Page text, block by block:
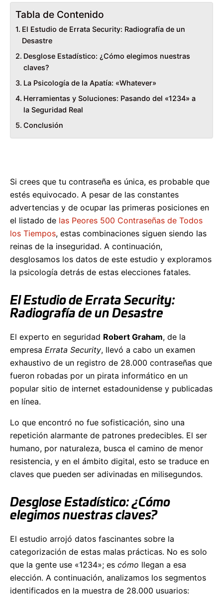
Tabla de Contenido
El Estudio de Errata Security: Radiografía de un
Desastre
Desglose Estadístico: ¿Cómo elegimos nuestras
claves?
La Psicología de la Apatía: «Whatever»
Herramientas y Soluciones: Pasando del «1234» a
la Seguridad Real
Conclusión
Si crees que tu contraseña es única, es probable que
estés equivocado. A pesar de las constantes
advertencias y de ocupar las primeras posiciones en
el listado de las Peores 500 Contraseñas de Todos
los Tiempos, estas combinaciones siguen siendo las
reinas de la inseguridad. A continuación,
desglosamos los datos de este estudio y exploramos
la psicología detrás de estas elecciones fatales.
El Estudio de Errata Security:
Radiografía de un Desastre
El experto en seguridad Robert Graham, de la
empresa Errata Security, llevó a cabo un examen
exhaustivo de un registro de 28.000 contraseñas que
fueron robadas por un pirata informático en un
popular sitio de internet estadounidense y publicadas
en línea.
Lo que encontró no fue sofisticación, sino una
repetición alarmante de patrones predecibles. El ser
humano, por naturaleza, busca el camino de menor
resistencia, y en el ámbito digital, esto se traduce en
claves que pueden ser adivinadas en milisegundos.
Desglose Estadístico: ¿Cómo
elegimos nuestras claves?
El estudio arrojó datos fascinantes sobre la
categorización de estas malas prácticas. No es solo
que la gente use «1234»; es cómo llegan a esa
elección. A continuación, analizamos los segmentos
identificados en la muestra de 28.000 usuarios: